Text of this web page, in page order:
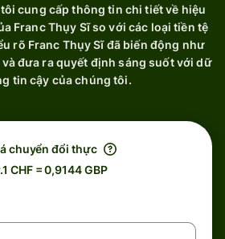
cung cấp thông tin chi tiết về hiệu
Franc Thụy Sĩ so với các loại tiền tệ
rõ Franc Thụy Sĩ đã biến động như
đưa ra quyết định sáng suốt với dữ
tin cậy của chúng tôi.
chuyển đổi thực
CHF = 0,9144 GBP